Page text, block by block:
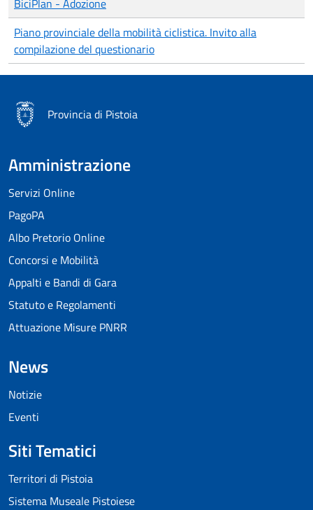
Piano provinciale della mobilità ciclistica. Invito alla
compilazione del questionario
Provincia di Pistoia
Amministrazione
Servizi Online
PagoPA
Albo Pretorio Online
Concorsi e Mobilità
Appalti e Bandi di Gara
Statuto e Regolamenti
Attuazione Misure PNRR
News
Notizie
Eventi
Siti Tematici
Territori di Pistoia
Sistema Museale Pistoiese